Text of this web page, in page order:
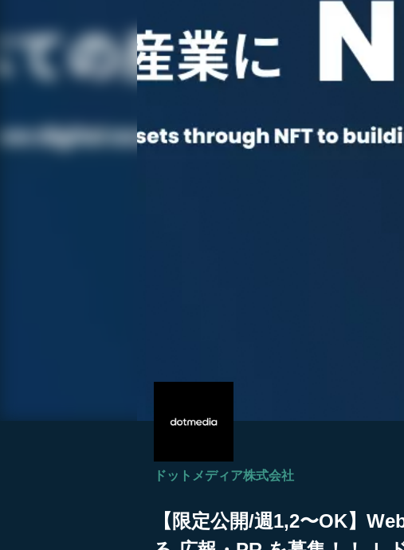
ドットメディア株式会社
【限定公開/週1,2〜OK】